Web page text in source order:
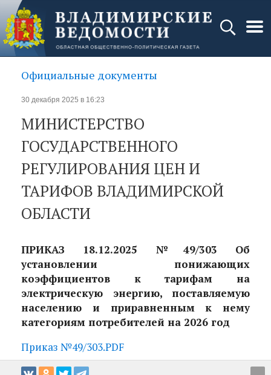
Официальные документы
30 декабря 2025 в 16:23
МИНИСТЕРСТВО
ГОСУДАРСТВЕННОГО
РЕГУЛИРОВАНИЯ ЦЕН И
ТАРИФОВ ВЛАДИМИРСКОЙ
ОБЛАСТИ
ПРИКАЗ 18.12.2025 №49/303 Об
установлении понижающих
коэффициентов к тарифам на
электрическую энергию, поставляемую
населению и приравненным к нему
категориям потребителей на 2026 год
Приказ №49/303.PDF